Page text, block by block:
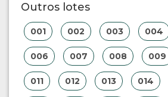
Outros lotes
001 002 003 004
006 007 008 009
011 012 013 014